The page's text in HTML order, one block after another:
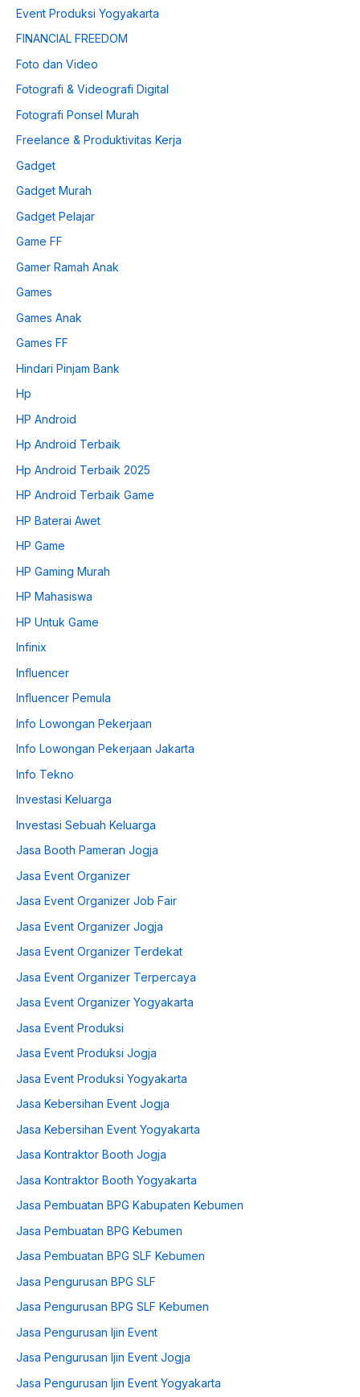
Event Produksi Yogyakarta
FINANCIAL FREEDOM
Foto dan Video
Fotografi & Videografi Digital
Fotografi Ponsel Murah
Freelance & Produktivitas Kerja
Gadget
Gadget Murah
Gadget Pelajar
Game FF
Gamer Ramah Anak
Games
Games Anak
Games FF
Hindari Pinjam Bank
Hp
HP Android
Hp Android Terbaik
Hp Android Terbaik 2025
HP Android Terbaik Game
HP Baterai Awet
HP Game
HP Gaming Murah
HP Mahasiswa
HP Untuk Game
Infinix
Influencer
Influencer Pemula
Info Lowongan Pekerjaan
Info Lowongan Pekerjaan Jakarta
Info Tekno
Investasi Keluarga
Investasi Sebuah Keluarga
Jasa Booth Pameran Jogja
Jasa Event Organizer
Jasa Event Organizer Job Fair
Jasa Event Organizer Jogja
Jasa Event Organizer Terdekat
Jasa Event Organizer Terpercaya
Jasa Event Organizer Yogyakarta
Jasa Event Produksi
Jasa Event Produksi Jogja
Jasa Event Produksi Yogyakarta
Jasa Kebersihan Event Jogja
Jasa Kebersihan Event Yogyakarta
Jasa Kontraktor Booth Jogja
Jasa Kontraktor Booth Yogyakarta
Jasa Pembuatan BPG Kabupaten Kebumen
Jasa Pembuatan BPG Kebumen
Jasa Pembuatan BPG SLF Kebumen
Jasa Pengurusan BPG SLF
Jasa Pengurusan BPG SLF Kebumen
Jasa Pengurusan Ijin Event
Jasa Pengurusan Ijin Event Jogja
Jasa Pengurusan Ijin Event Yogyakarta